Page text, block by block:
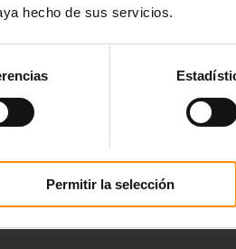
hecho de sus servicios.
Permitir la selección